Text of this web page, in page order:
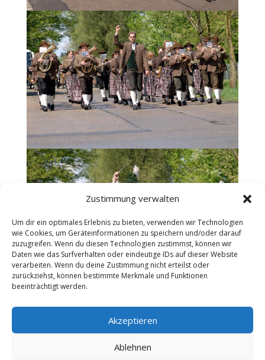
Zustimmung verwalten
Um dir ein optimales Erlebnis zu bieten, verwenden wir Technologien
wie Cookies, um Geräteinformationen zu speichern und/oder darauf
zuzugreifen. Wenn du diesen Technologien zustimmst, können wir
Daten wie das Surfverhalten oder eindeutige IDs auf dieser Website
verarbeiten. Wenn du deine Zustimmung nicht erteilst oder
zurückziehst, können bestimmte Merkmale und Funktionen
beeinträchtigt werden.
Akzeptieren
Ablehnen
1